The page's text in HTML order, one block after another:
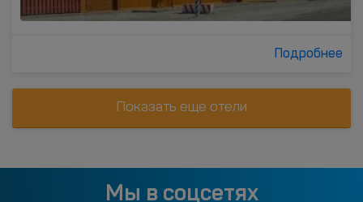
Подробнее
Показать еще отели
Мы в соцсетях